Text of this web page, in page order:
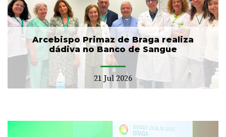
Arcebispo Primaz de Braga realiza
dádiva no Banco de Sangue
21 Jul 2026